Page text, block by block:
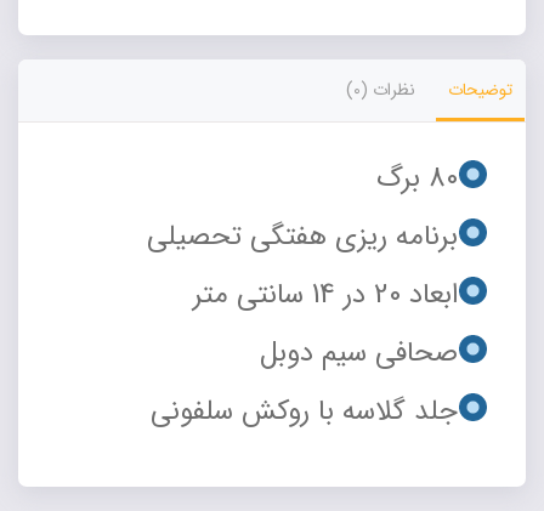
توضیحات نظرات (0)
80 برگ
برنامه ریزی هفتگی تحصیلی
ابعاد 20 در 14 سانتی متر
صحافی سیم دوبل
جلد گلاسه با روکش سلفونی